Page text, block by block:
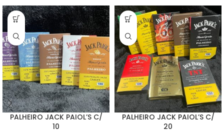
PALHEIRO JACK PAIOL’S C/
10
PALHEIRO JACK PAIOL’S C/
20